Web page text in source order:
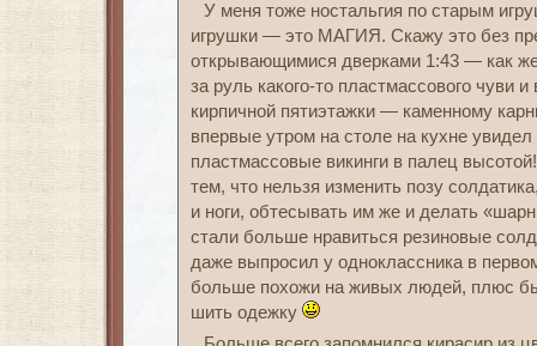
У меня тоже ностальгия по старым
игрушки — это МАГИЯ. Скажу это без
открывающимися дверками 1:43 — как
за руль какого-то пластмассового чуви
кирпичной пятиэтажки — каменному
впервые утром на столе на кухне увидел
пластмассовые викинги в палец
тем, что нельзя изменить позу
и ноги, обтесывать им же и делать
стали больше нравиться резиновые
даже выпросил у одноклассника в
больше похожи на живых людей, плюс
шить одежку